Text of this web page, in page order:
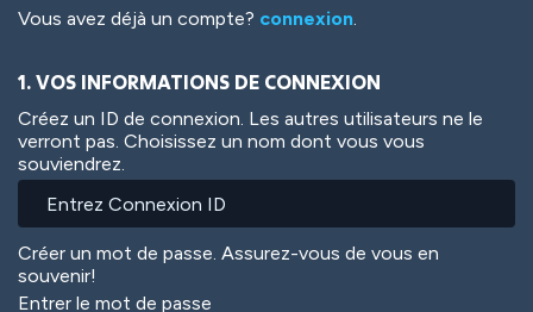
Vous avez déjà un compte? connexion.
1. VOS INFORMATIONS DE CONNEXION
Créez un ID de connexion. Les autres utilisateurs ne le
verront pas. Choisissez un nom dont vous vous
souviendrez.
Créer un mot de passe. Assurez-vous de vous en
souvenir!
Entrer le mot de passe